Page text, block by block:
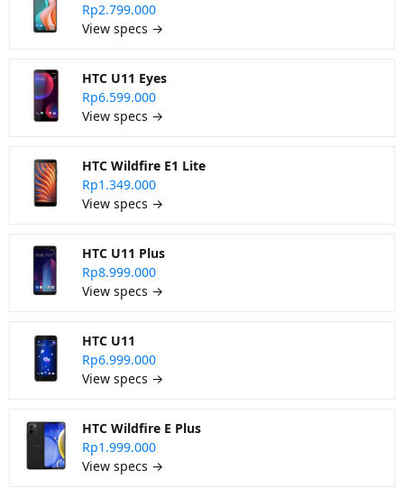
Rp2.799.000
View specs →
HTC U11 Eyes
Rp6.599.000
View specs →
HTC Wildfire E1 Lite
Rp1.349.000
View specs →
HTC U11 Plus
Rp8.999.000
View specs →
HTC U11
Rp6.999.000
View specs →
HTC Wildfire E Plus
Rp1.999.000
View specs →